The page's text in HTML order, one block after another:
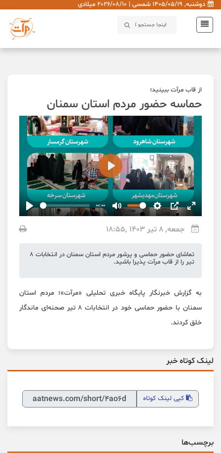
دوشنبه, 1405/05/19 شمسی | 2026/08/10 میلادی
از قاب مرآت ببینید؛
حماسه حضور مردم استان سمنان
Play
00:00
Mute
SettingsPIP
Enter
Play
جمعه, 8 تیر 1403 ,18:55
تماشای حضور حماسی و پرشور مردم استان سمنان در انتخابات 8
تیر را از قاب مرآت پذیرا باشید.
به گزارش خبرنگار پایگاه خبری تحلیلی «مرآت»؛ مردم استان
سمنان با حضور حماسی خود در انتخابات 8 تیر صحنه‌ای ماندگار
خلق کردند.
لینک کوتاه خبر
کپی لینک کوتاه
برچسب‌ها